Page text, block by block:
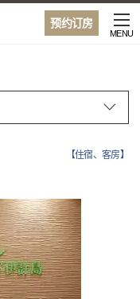
预约订房
MENU
【住宿、客房】